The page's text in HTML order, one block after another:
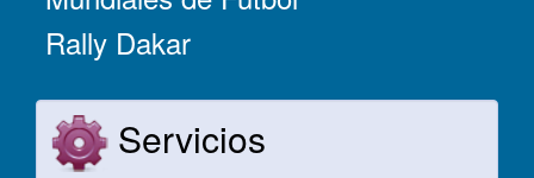
Rally Dakar
Servicios